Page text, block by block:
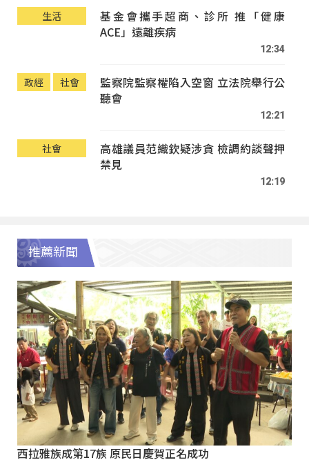
生活
基金會攜手超商、診所 推「健康
ACE」遠離疾病
12:34
政經 社會
監察院監察權陷入空窗 立法院舉行公
聽會
12:21
社會
高雄議員范織欽疑涉貪 檢調約談聲押
禁見
12:19
推薦新聞
西拉雅族成第17族 原民日慶賀正名成功